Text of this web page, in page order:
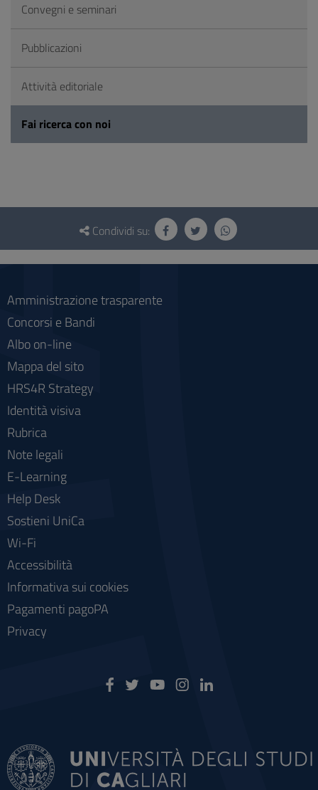
Convegni e seminari
Pubblicazioni
Attività editoriale
Fai ricerca con noi
Questionario
social
Condividi su:
Amministrazione trasparente
Concorsi e Bandi
Albo on-line
Mappa del sito
HRS4R Strategy
Identità visiva
Rubrica
Note legali
E-Learning
Help Desk
Sostieni UniCa
Wi-Fi
Accessibilità
Informativa sui cookies
Pagamenti pagoPA
Privacy